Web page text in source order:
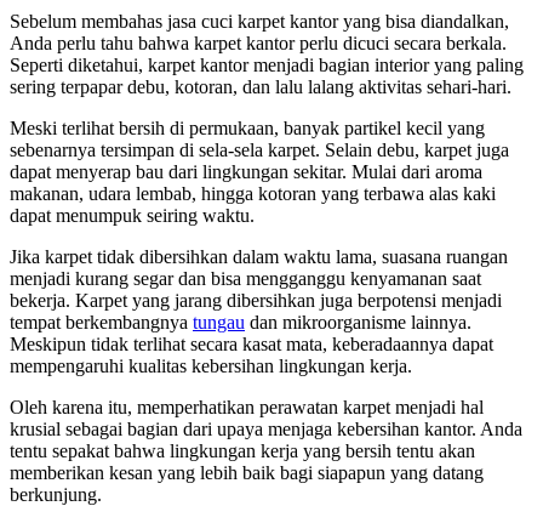
Sebelum membahas jasa cuci karpet kantor yang bisa diandalkan,
Anda perlu tahu bahwa karpet kantor perlu dicuci secara berkala.
Seperti diketahui, karpet kantor menjadi bagian interior yang paling
sering terpapar debu, kotoran, dan lalu lalang aktivitas sehari-hari.
Meski terlihat bersih di permukaan, banyak partikel kecil yang
sebenarnya tersimpan di sela-sela karpet. Selain debu, karpet juga
dapat menyerap bau dari lingkungan sekitar. Mulai dari aroma
makanan, udara lembab, hingga kotoran yang terbawa alas kaki
dapat menumpuk seiring waktu.
Jika karpet tidak dibersihkan dalam waktu lama, suasana ruangan
menjadi kurang segar dan bisa mengganggu kenyamanan saat
bekerja. Karpet yang jarang dibersihkan juga berpotensi menjadi
tempat berkembangnya tungau dan mikroorganisme lainnya.
Meskipun tidak terlihat secara kasat mata, keberadaannya dapat
mempengaruhi kualitas kebersihan lingkungan kerja.
Oleh karena itu, memperhatikan perawatan karpet menjadi hal
krusial sebagai bagian dari upaya menjaga kebersihan kantor. Anda
tentu sepakat bahwa lingkungan kerja yang bersih tentu akan
memberikan kesan yang lebih baik bagi siapapun yang datang
berkunjung.